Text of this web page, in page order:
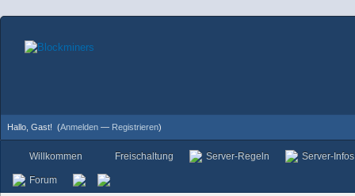
Hallo, Gast! (Anmelden — Registrieren)
Willkommen Freischaltung Server-Regeln Server-Infos
Forum